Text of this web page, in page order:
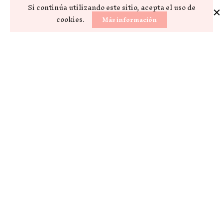
Si continúa utilizando este sitio, acepta el uso de
cookies. Más información